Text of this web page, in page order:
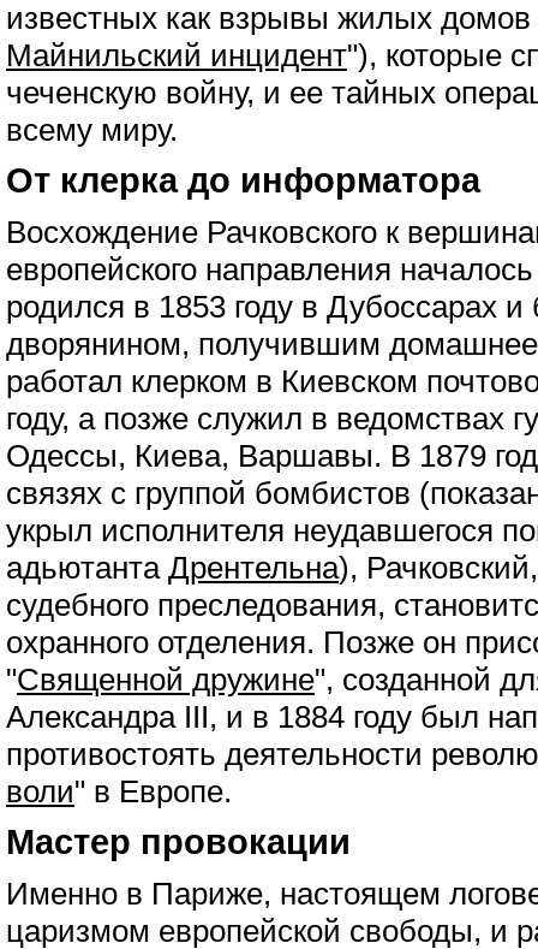
известных как взрывы жилых домов
Майнильский инцидент"), которые
чеченскую войну, и ее тайных
всему миру.
От клерка до информатора
Восхождение Рачковского к
европейского направления
родился в 1853 году в Дубоссарах
дворянином, получившим домашнее
работал клерком в Киевском
году, а позже служил в ведомствах
Одессы, Киева, Варшавы. В 1879
связях с группой бомбистов
укрыл исполнителя неудавшегося
адьютанта Дрентельна),
судебного преследования,
охранного отделения. Позже он
"Священной дружине", созданной
Александра III, и в 1884 году был
противостоять деятельности
воли" в Европе.
Мастер провокации
Именно в Париже, настоящем
царизмом европейской свободы, и